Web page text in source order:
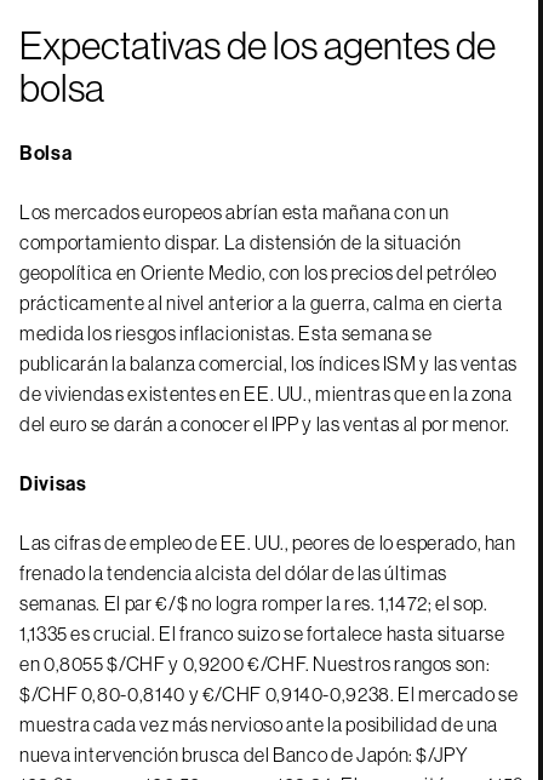
Expectativas de los agentes de
bolsa
Bolsa
Los mercados europeos abrían esta mañana con un
comportamiento dispar. La distensión de la situación
geopolítica en Oriente Medio, con los precios del petróleo
prácticamente al nivel anterior a la guerra, calma en cierta
medida los riesgos inflacionistas. Esta semana se
publicarán la balanza comercial, los índices ISM y las ventas
de viviendas existentes en EE. UU., mientras que en la zona
del euro se darán a conocer el IPP y las ventas al por menor.
Divisas
Las cifras de empleo de EE. UU., peores de lo esperado, han
frenado la tendencia alcista del dólar de las últimas
semanas. El par €/$ no logra romper la res. 1,1472; el sop.
1,1335 es crucial. El franco suizo se fortalece hasta situarse
en 0,8055 $/CHF y 0,9200 €/CHF. Nuestros rangos son:
$/CHF 0,80-0,8140 y €/CHF 0,9140-0,9238. El mercado se
muestra cada vez más nervioso ante la posibilidad de una
nueva intervención brusca del Banco de Japón: $/JPY